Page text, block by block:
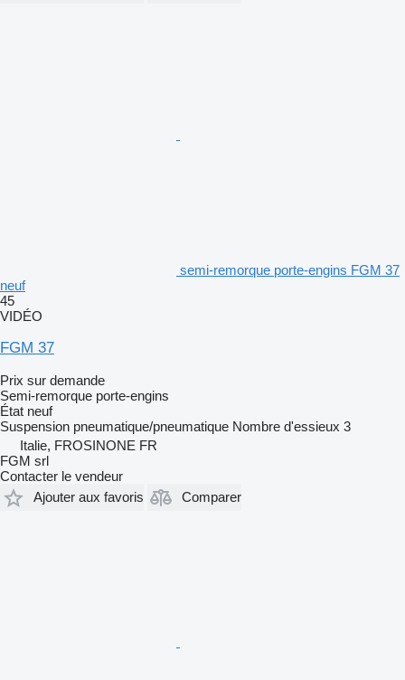
semi-remorque porte-engins FGM 37
neuf
45
VIDÉO
FGM 37
Prix sur demande
Semi-remorque porte-engins
État neuf
Suspension pneumatique/pneumatique Nombre d'essieux 3
Italie, FROSINONE FR
FGM srl
Contacter le vendeur
Ajouter aux favoris
Comparer